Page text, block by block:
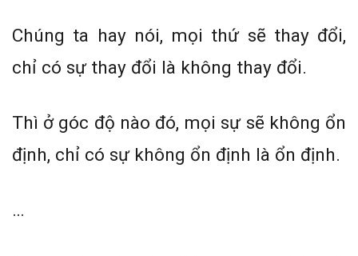
Chúng ta hay nói, mọi thứ sẽ thay đổi,
chỉ có sự thay đổi là không thay đổi.
Thì ở góc độ nào đó, mọi sự sẽ không ổn
định, chỉ có sự không ổn định là ổn định.
…